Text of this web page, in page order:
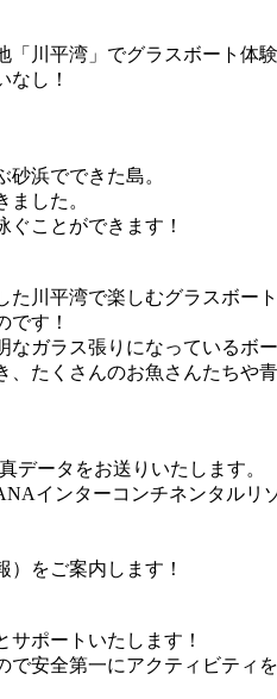
「川平湾」でグラスボート
なし！
砂浜でできた島。
した。
ことができます！
川平湾で楽しむグラスボート
です！
ガラス張りになっているボー
たくさんのお魚さんたちや
ータをお送りいたします。
インターコンチネンタルリ
）をご案内します！
ポートいたします！
安全第一にアクティビティ